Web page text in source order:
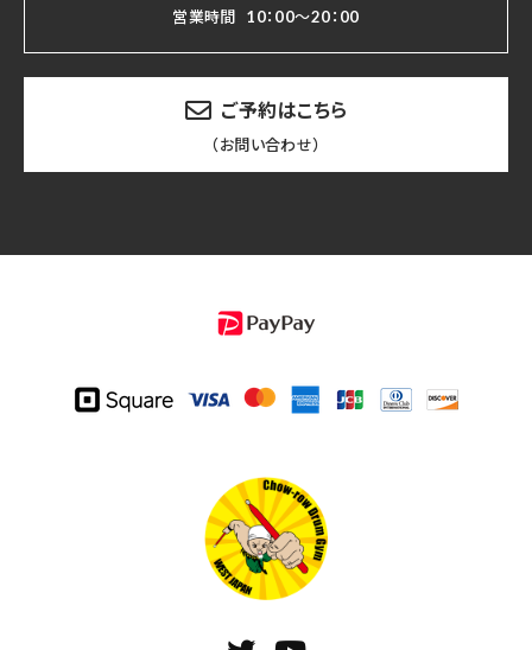
営業時間 10：00～20：00
ご予約はこちら
（お問い合わせ）